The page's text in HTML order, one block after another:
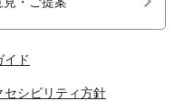
イド
セシビリティ方針